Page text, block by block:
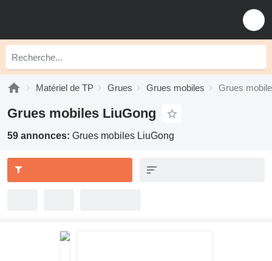
Matériel de TP Grues Grues mobiles Grues
Grues mobiles LiuGong
59 annonces: Grues mobiles LiuGong